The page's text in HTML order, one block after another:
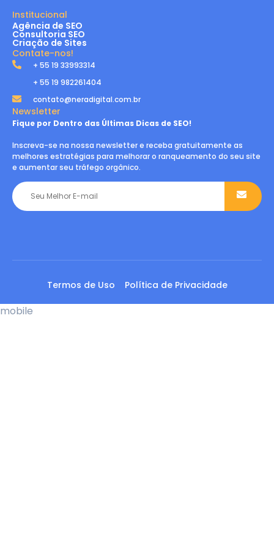
Institucional
Agência de SEO
Consultoria SEO
Criação de Sites
Contate-nos!
+ 55 19 33993314
+ 55 19 982261404
contato@neradigital.com.br
Newsletter
Fique por Dentro das Últimas Dicas de SEO!
Inscreva-se na nossa newsletter e receba gratuitamente as
melhores estratégias para melhorar o ranqueamento do seu site
e aumentar seu tráfego orgânico.
Termos de Uso Política de Privacidade